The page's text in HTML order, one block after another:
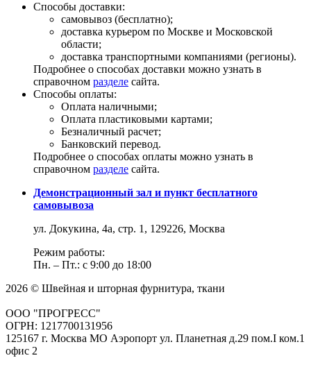
Способы доставки:
самовывоз (бесплатно);
доставка курьером по Москве и Московской
области;
доставка транспортными компаниями (регионы).
Подробнее о способах доставки можно узнать в
справочном разделе сайта.
Способы оплаты:
Оплата наличными;
Оплата пластиковыми картами;
Безналичный расчет;
Банковский перевод.
Подробнее о способах оплаты можно узнать в
справочном разделе сайта.
Демонстрационный зал и пункт бесплатного
самовывоза
ул. Докукина, 4а, стр. 1, 129226, Москва
Режим работы:
Пн. – Пт.: с 9:00 до 18:00
2026 © Швейная и шторная фурнитура, ткани
ООО "ПРОГРЕСС"
ОГРН: 1217700131956
125167 г. Москва МО Аэропорт ул. Планетная д.29 пом.I ком.1
офис 2